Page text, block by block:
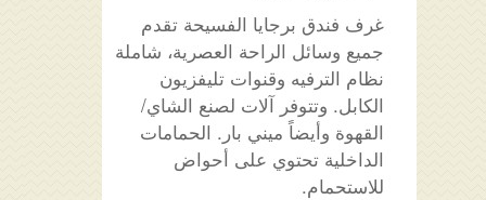
غرف فندق برجايا الفسيحة تقدم
جميع وسائل الراحة العصرية، شاملة
نظام الترفيه وقنوات تليفزيون
الكابل. وتتوفر آلات لصنع الشاي/
القهوة وأيضاً ميني بار. الحمامات
الداخلية تحتوي على أحواض
للاستحمام.